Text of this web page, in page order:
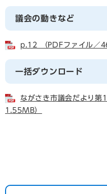
議会の動きなど
p.12 （PDFファイル／
一括ダウンロード
ながさき市議会だより
1.55MB）